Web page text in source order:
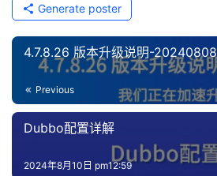
Generate poster
4.7.8.26 版本升级说明-20240808
Previous
Dubbo配置详解
2024年8月10日 pm12:59